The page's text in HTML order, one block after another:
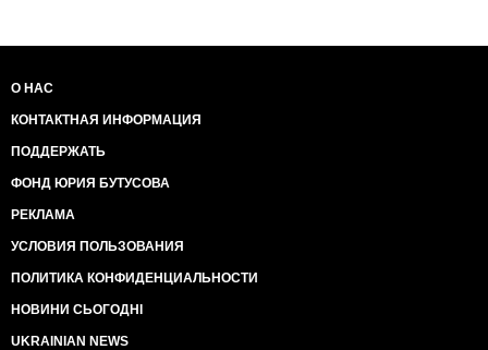
О НАС
КОНТАКТНАЯ ИНФОРМАЦИЯ
ПОДДЕРЖАТЬ
ФОНД ЮРИЯ БУТУСОВА
РЕКЛАМА
УСЛОВИЯ ПОЛЬЗОВАНИЯ
ПОЛИТИКА КОНФИДЕНЦИАЛЬНОСТИ
НОВИНИ СЬОГОДНІ
UKRAINIAN NEWS